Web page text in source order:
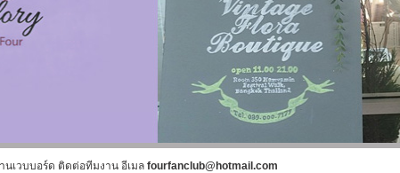
นเวบบอร์ด ติดต่อทีมงาน อีเมล fourfanclub@hotmail.com